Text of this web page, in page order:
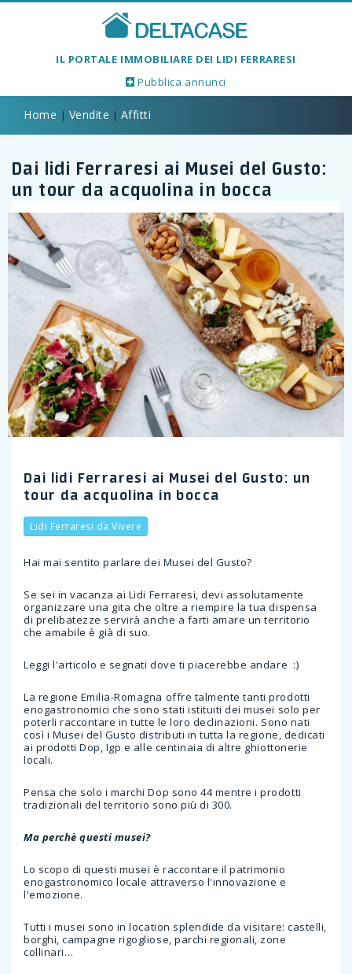
IL PORTALE IMMOBILIARE DEI LIDI FERRARESI
Pubblica annunci
Home | Vendite | Affitti
Dai lidi Ferraresi ai Musei del Gusto:
un tour da acquolina in bocca
Dai lidi Ferraresi ai Musei del Gusto: un
tour da acquolina in bocca
Lidi Ferraresi da Vivere
Hai mai sentito parlare dei Musei del Gusto?
Se sei in vacanza ai Lidi Ferraresi, devi assolutamente
organizzare una gita che oltre a riempire la tua dispensa
di prelibatezze servirà anche a farti amare un territorio
che amabile è già di suo.
Leggi l'articolo e segnati dove ti piacerebbe andare :)
La regione Emilia-Romagna offre talmente tanti prodotti
enogastronomici che sono stati istituiti dei musei solo per
poterli raccontare in tutte le loro declinazioni. Sono nati
così i Musei del Gusto distributi in tutta la regione, dedicati
ai prodotti Dop, Igp e alle centinaia di altre ghiottonerie
locali.
Pensa che solo i marchi Dop sono 44 mentre i prodotti
tradizionali del territorio sono più di 300.
Ma perchè questi musei?
Lo scopo di questi musei è raccontare il patrimonio
enogastronomico locale attraverso l'innovazione e
l'emozione.
Tutti i musei sono in location splendide da visitare: castelli,
borghi, campagne rigogliose, parchi regionali, zone
collinari…
1/1